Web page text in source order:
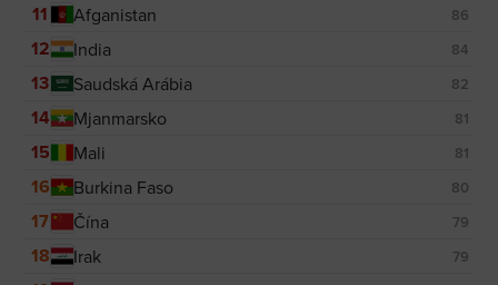
11 Afganistan 86
12 India 84
13 Saudská Arábia 82
14 Mjanmarsko 81
15 Mali 81
16 Burkina Faso 80
17 Čína 79
18 Irak 79